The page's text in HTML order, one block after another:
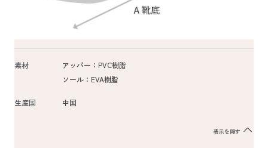
素材
アッパー：PVC樹脂
ソール：EVA樹脂
生産国 中国
表示を隠す